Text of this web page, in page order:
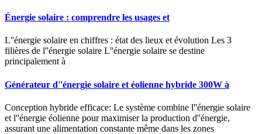
Énergie solaire : comprendre les usages et
L''énergie solaire en chiffres : état des lieux et évolution Les 3
filières de l''énergie solaire L''énergie solaire se destine
principalement à
Générateur d''énergie solaire et éolienne hybride 300W à
Conception hybride efficace: Le système combine l''énergie solaire
et l''énergie éolienne pour maximiser la production d''énergie,
assurant une alimentation constante même dans les zones